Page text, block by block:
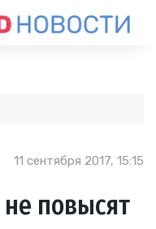
11 сентября 2017, 15:15
повысят